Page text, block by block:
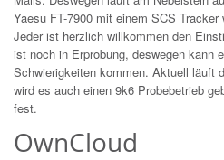
Yaesu FT-7900 mit einem SCS
Jeder ist herzlich willkommen den
ist noch in Erprobung, deswegen kann
Schwierigkeiten kommen. Aktuell läuft
wird es auch einen 9k6 Probebetrieb
fest.
OwnCloud